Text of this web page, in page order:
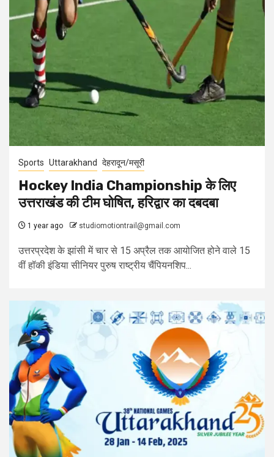
Sports Uttarakhand देहरादून/मसूरी
Hockey India Championship के लिए
उत्तराखंड की टीम घोषित, हरिद्वार का दबदबा
1 year ago studiomotiontrail@gmail.com
उत्तरप्रदेश के झांसी में चार से 15 अप्रैल तक आयोजित होने वाले 15
वीं हॉकी इंडिया सीनियर पुरुष राष्ट्रीय चैंपियनशिप...